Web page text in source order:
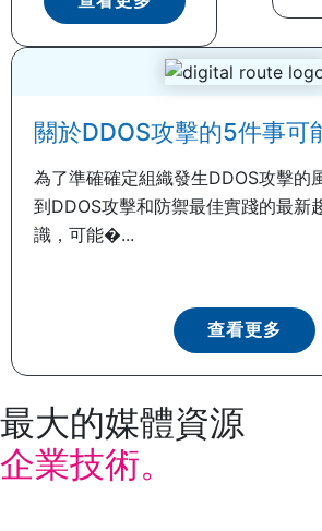
關於DDOS攻擊的5件事可
為了準確確定組織發生DDOS攻擊的
到DDOS攻擊和防禦最佳實踐的最新
識，可能�...
查看更多
最大的媒體資源
企業技術。